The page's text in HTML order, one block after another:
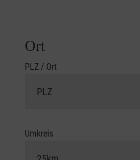
Ort
PLZ / Ort
Umkreis